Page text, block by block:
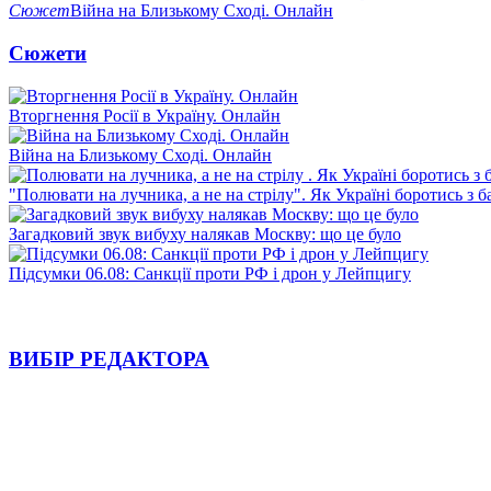
СюжетВійна на Близькому Сході. Онлайн
Сюжети
Вторгнення Росії в Україну. Онлайн
Війна на Близькому Сході. Онлайн
"Полювати на лучника, а не на стрілу". Як Україні боротись з
Загадковий звук вибуху налякав Москву: що це було
Підсумки 06.08: Санкції проти РФ і дрон у Лейпцигу
ВИБІР РЕДАКТОРА